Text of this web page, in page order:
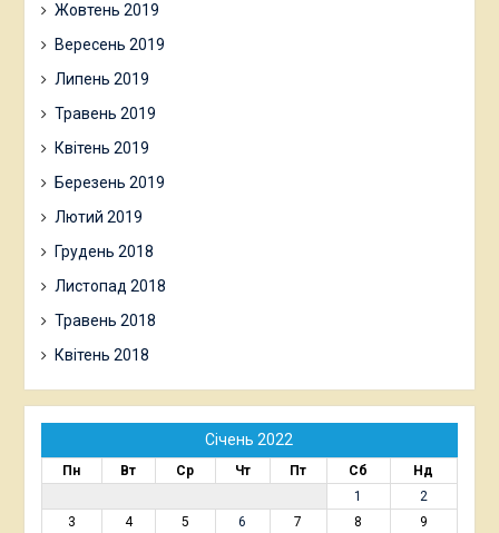
Жовтень 2019
Вересень 2019
Липень 2019
Травень 2019
Квітень 2019
Березень 2019
Лютий 2019
Грудень 2018
Листопад 2018
Травень 2018
Квітень 2018
Січень 2022
Пн Вт Ср Чт Пт Сб
Нд
1
2
3
4 5 6 7 8 9